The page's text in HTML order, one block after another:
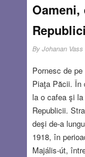
Oameni,
By Johanan Vass
Pornesc de
Piaţa Păcii. În
la o cafea şi
Republicii.
deşi de-a
1918, în
Majális-út,